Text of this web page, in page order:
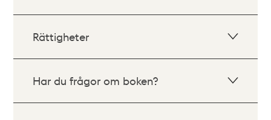
Rättigheter
Har du frågor om boken?